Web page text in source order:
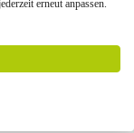
erneut anpassen.